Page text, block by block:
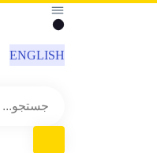
ENGLISH